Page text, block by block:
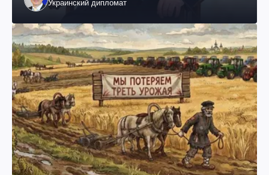
Украинский дипломат